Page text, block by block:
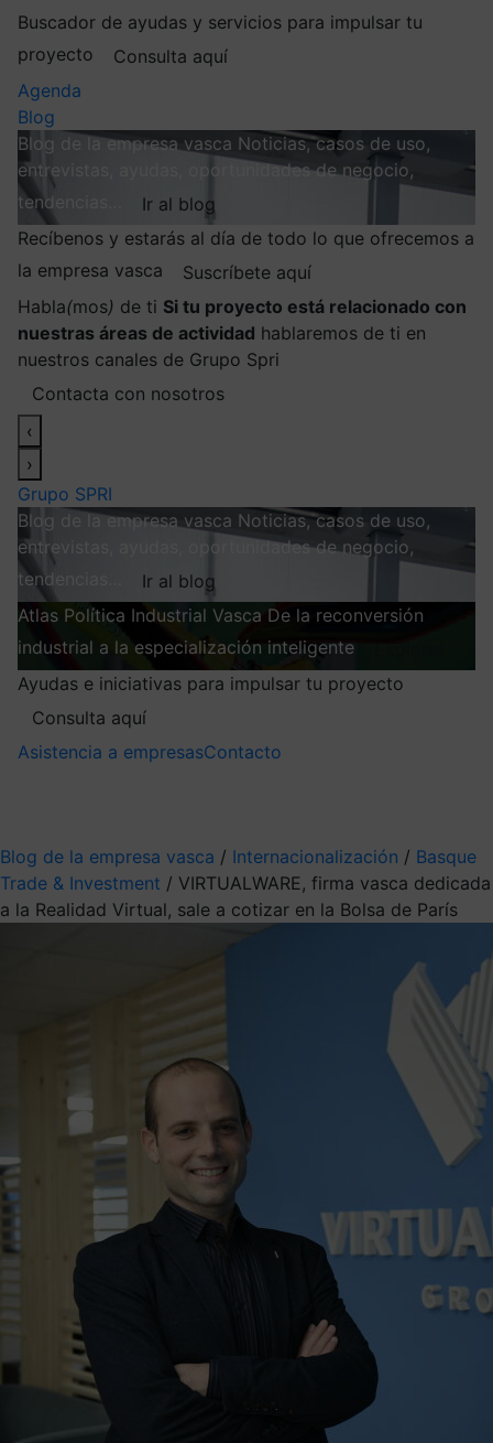
Buscador de ayudas y servicios para impulsar tu
proyecto
Consulta aquí
Agenda
Blog
Blog de la empresa vasca Noticias, casos de uso,
entrevistas, ayudas, oportunidades de negocio,
tendencias…
Ir al blog
Recíbenos y estarás al día de todo lo que ofrecemos a
la empresa vasca
Suscríbete aquí
Habla(mos) de ti Si tu proyecto está relacionado con
nuestras áreas de actividad hablaremos de ti en
nuestros canales de Grupo Spri
Contacta con nosotros
‹
›
Grupo SPRI
Blog de la empresa vasca Noticias, casos de uso,
entrevistas, ayudas, oportunidades de negocio,
tendencias…
Ir al blog
Atlas Política Industrial Vasca De la reconversión
industrial a la especialización inteligente
Ayudas e iniciativas para impulsar tu proyecto
Consulta aquí
Asistencia a empresasContacto
Blog de la empresa vasca / Internacionalización / Basque
Trade & Investment / VIRTUALWARE, firma vasca dedicada
a la Realidad Virtual, sale a cotizar en la Bolsa de París